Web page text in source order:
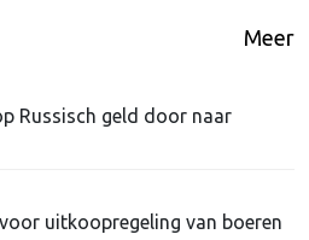
Meer
Russisch geld door naar
uitkoopregeling van boeren